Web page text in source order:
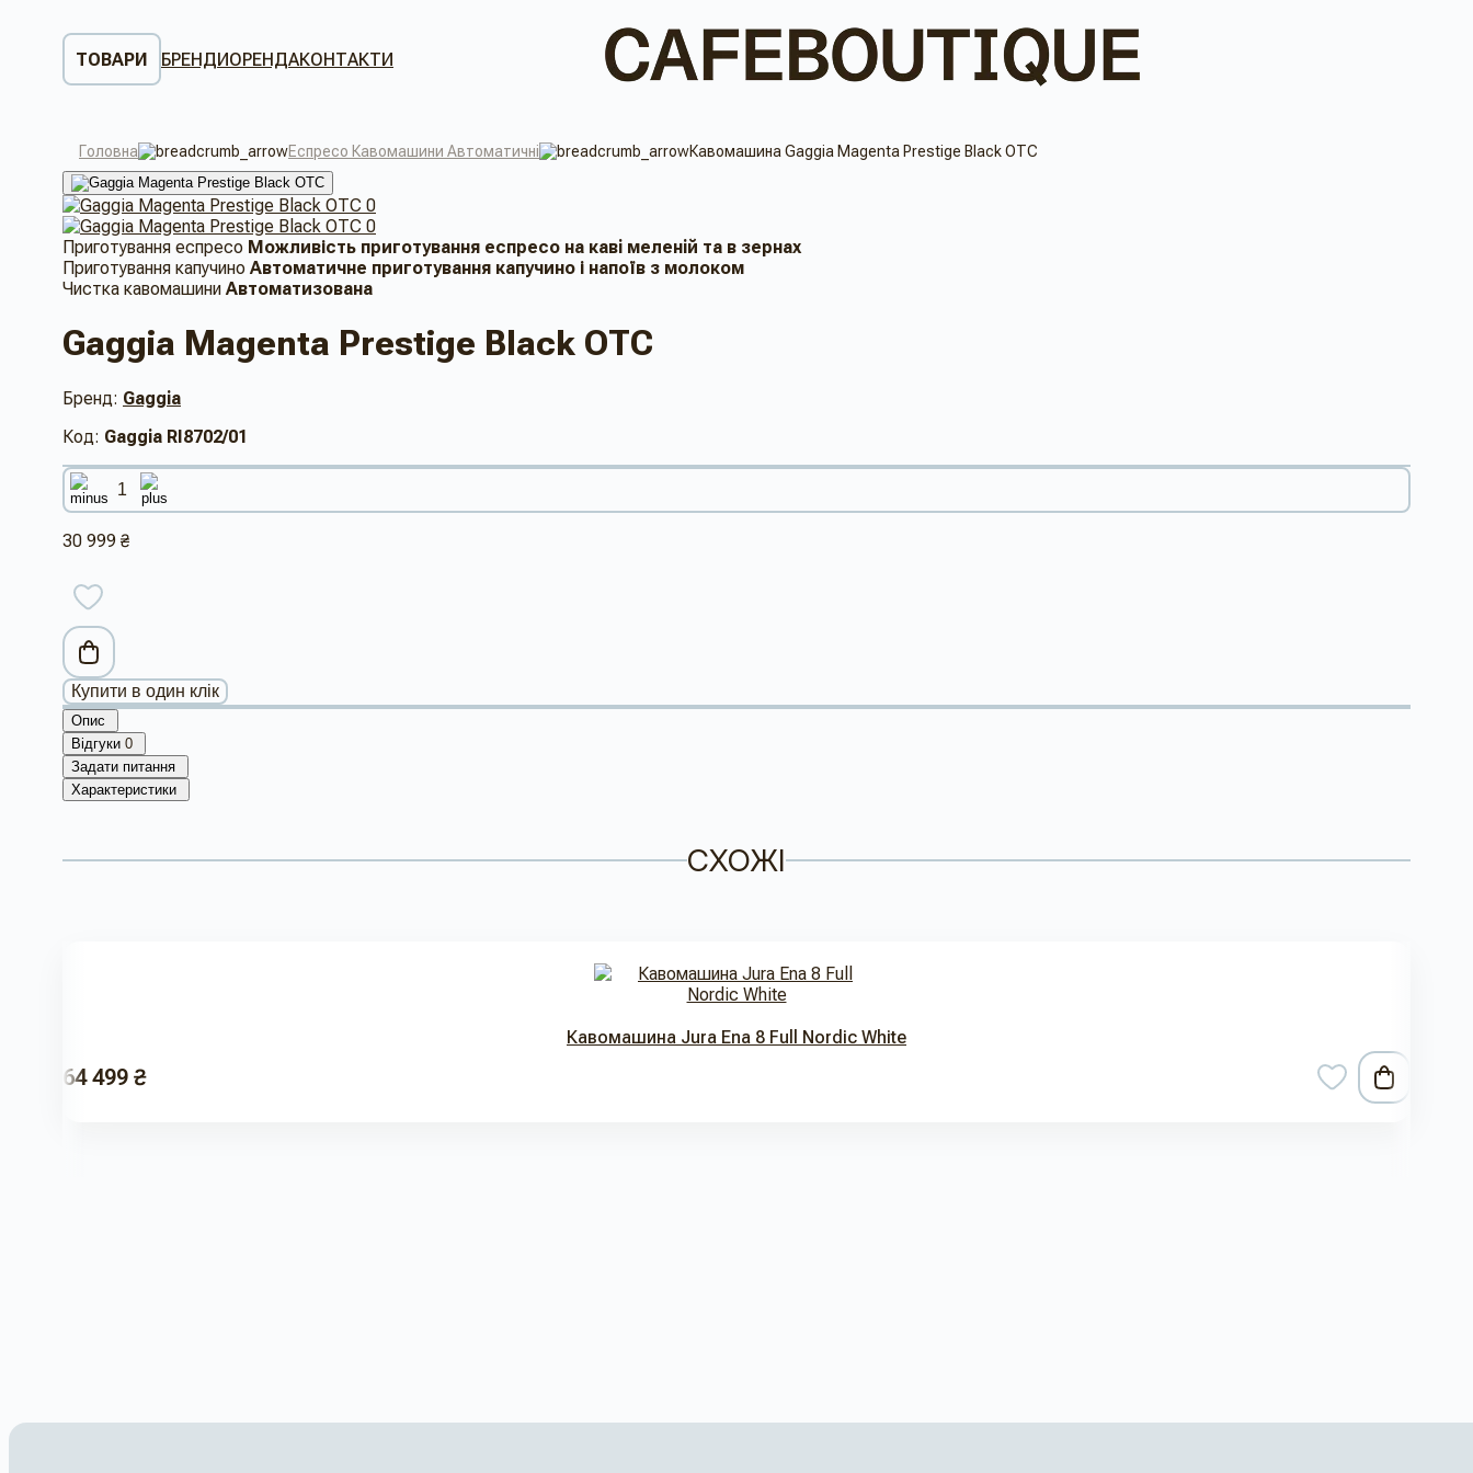
ТОВАРИ БРЕНДИОРЕНДАКОНТАКТИ
Головна Еспресо Кавомашини Автоматичні Кавомашина Gaggia Magenta Prestige Black OTC
Приготування еспресо Можливість приготування еспресо на кавi меленiй та в зернах
Приготування капучино Автоматичне приготування капучино і напоїв з молоком
Чистка кавомашини Автоматизована
Gaggia Magenta Prestige Black OTC
Бренд: Gaggia
Код: Gaggia RI8702/01
30 999 ₴
Купити в один клік
Опис
Відгуки 0
Задати питання
Характеристики
СХОЖІ
Кавомашина Jura Ena 8 Full Nordic White
64 499 ₴